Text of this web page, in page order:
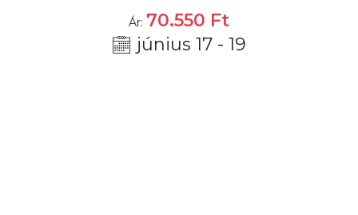
Ár: 70.550 Ft
június 17 - 19